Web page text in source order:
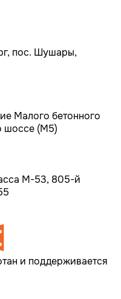
пос. Шушары,
Малого бетонного
шоссе (М5)
M-53, 805-й
и поддерживается